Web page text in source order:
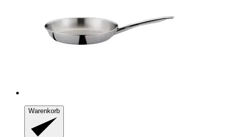
Warenkorb